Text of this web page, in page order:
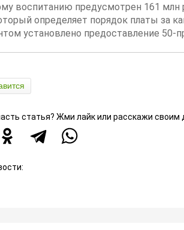
воспитанию предусмотрен 161 млн
определяет порядок платы за
установлено предоставление 50-
статья? Жми лайк или расскажи своим